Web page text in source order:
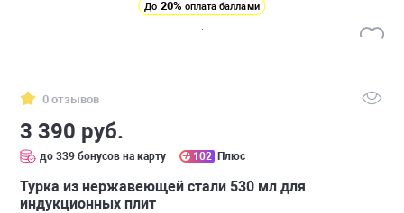
До 20% оплата баллами
0 отзывов
3 390 руб.
до 339 бонусов на карту 102 Плюс
Турка из нержавеющей стали 530 мл для
индукционных плит